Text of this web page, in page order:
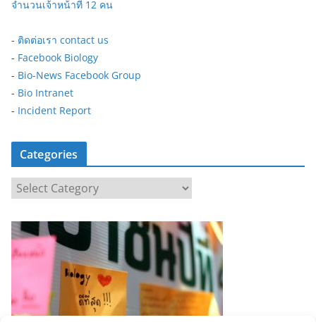
จำนวนเจ้าหน้าที่ 12 คน
- ติดต่อเรา contact us
- Facebook Biology
- Bio-News Facebook Group
- Bio Intranet
- Incident Report
Categories
t
e
g
i